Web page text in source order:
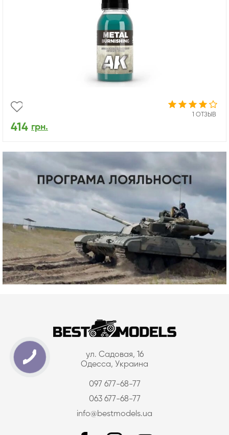
1 ОТЗЫВ
414 грн.
ул. Садовая, 16
Одесса, Украина
097 677-68-77
063 677-68-77
info@bestmodels.ua